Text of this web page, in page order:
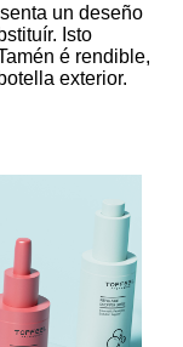
un deseño
Isto
é rendible,
exterior.